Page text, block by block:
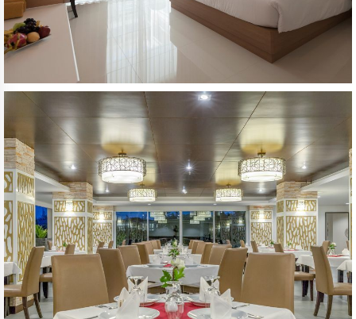
Arrival Date:
9 AUGUST 2026
Sunday
Departure Date:
10 AUGUST 2026
Monday
Persons:
2 ADULTS:
Rooms: 1